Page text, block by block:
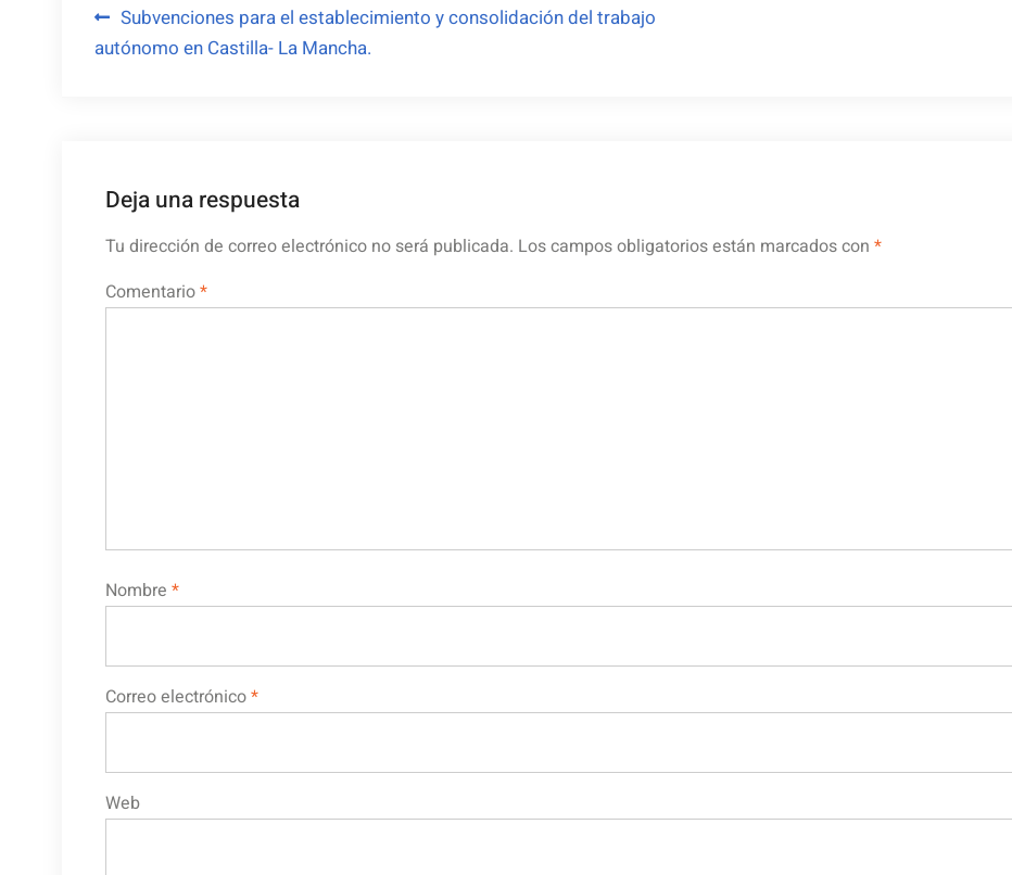
Navegación
de
Subvenciones para el establecimiento y consolidación del trabajo
autónomo en Castilla- La Mancha.
Deja una respuesta
Tu dirección de correo electrónico no será publicada. Los campos obligatorios están marcados con *
Comentario*
Nombre *
Correo electrónico*
Web